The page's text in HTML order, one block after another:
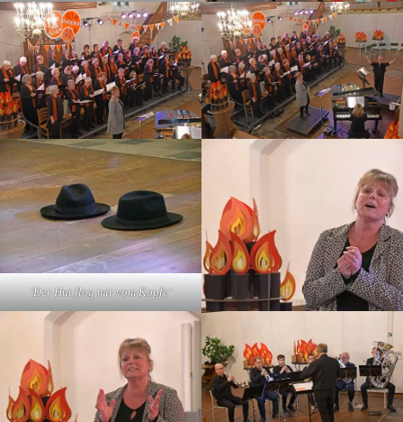
‘Der Hut flog mir vom Kopfe’